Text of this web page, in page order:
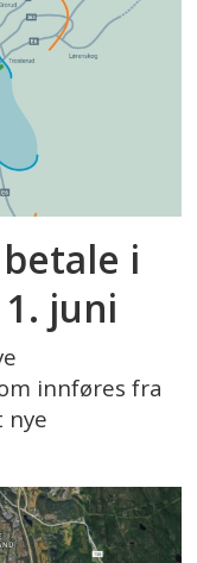
i
juni
innføres fra
nye